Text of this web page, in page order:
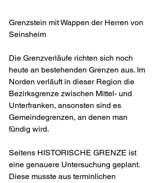
Grenzstein mit Wappen der Herren von
Seinsheim
Die Grenzverläufe richten sich noch
heute an bestehenden Grenzen aus. Im
Norden verläuft in dieser Region die
Bezirksgrenze zwischen Mittel- und
Unterfranken, ansonsten sind es
Gemeindegrenzen, an denen man
fündig wird.
Seitens HISTORISCHE GRENZE ist
eine genauere Untersuchung geplant.
Diese musste aus terminlichen